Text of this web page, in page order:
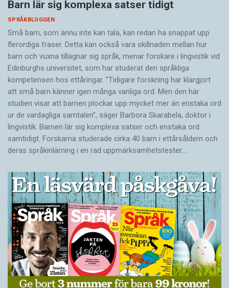
Barn lär sig komplexa satser tidigt
SPRÅKBLOGGEN
Små barn, som ännu inte kan tala, kan redan ha snappat upp
flerordiga fraser. Detta kan också vara skillnaden mellan hur
barn och vuxna tillägnar sig språk, menar forskare i lingvistik vid
Edinburghs universitet, som har studerat den språkliga
kompetensen hos ettåringar. ”Tidigare forskning har klargjort
att små barn känner igen många vanliga ord. Men den här
studien visar att barnen plockar upp mycket mer än enstaka ord
ur de vardagliga samtalen”, säger Barbora Skarabela, doktor i
lingvistik. Barnen lär sig komplexa satser och enstaka ord
samtidigt. Forskarna studerade cirka 40 barn i ettårsåldern och
deras språkinlärning i en rad uppmärksamhetstester.…